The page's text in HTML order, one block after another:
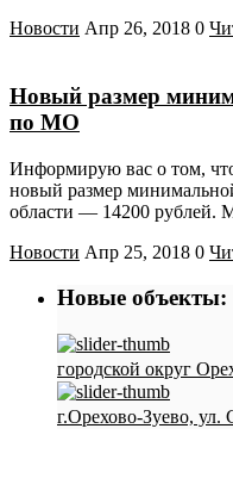
Новости Апр 26, 2018 0
Новый размер
по МО
Информирую вас о том,
новый размер
области — 14200 рублей.
Новости Апр 25, 2018 0
Новые объекты:
городской округ
г.Орехово-Зуево, ул.